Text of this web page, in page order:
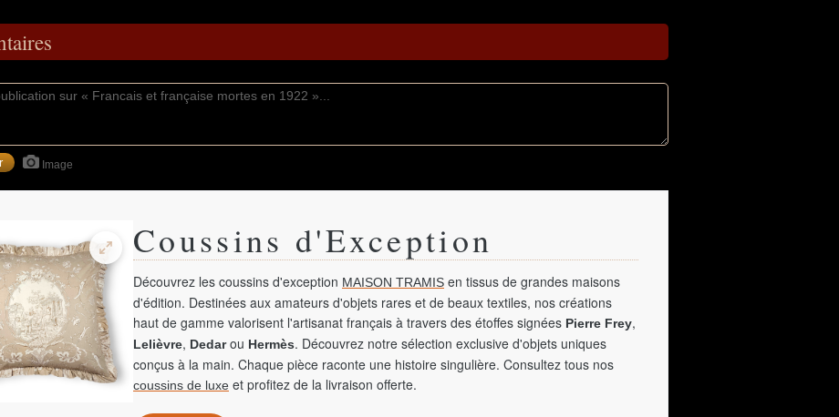
Image
Coussins d'Exception
Découvrez les coussins d'exception MAISON TRAMIS en tissus de grandes maisons
d'édition. Destinées aux amateurs d'objets rares et de beaux textiles, nos créations
haut de gamme valorisent l'artisanat français à travers des étoffes signées Pierre Frey,
Lelièvre, Dedarou Hermès. Découvrez notre sélection exclusive d'objets uniques
conçus à la main. Chaque pièce raconte une histoire singulière. Consultez tous nos
coussins de luxe et profitez de la livraison offerte.